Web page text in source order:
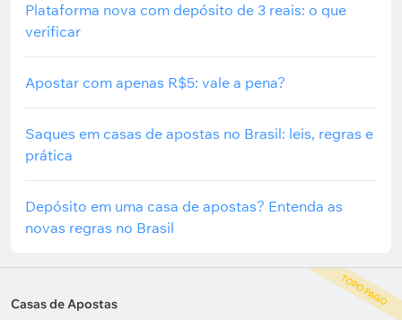
Plataforma nova com depósito de 3 reais: o que
verificar
Apostar com apenas R$5: vale a pena?
Saques em casas de apostas no Brasil: leis, regras e
prática
Depósito em uma casa de apostas? Entenda as
novas regras no Brasil
TOPO PAGO
Casas de Apostas